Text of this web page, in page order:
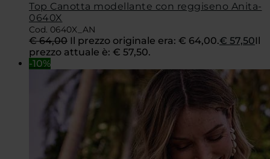
Top Canotta modellante con reggiseno Anita-
0640X
Cod. 0640X_AN
€64,00 Il prezzo originale era: € 64,00.€ 57,50Il
prezzo attuale è: € 57,50.
-10%